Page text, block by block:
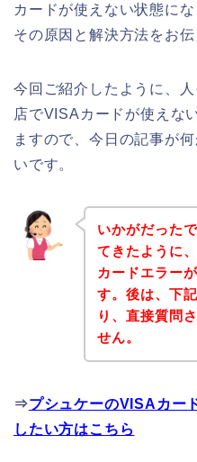
カードが使えない状態に
その原因と解決方法をお
今回ご紹介したように、
店でVISAカードが使えな
ますので、今日の記事が
いです。
いかがだった
てきたように
カードエラー
す。後は、下
り、直接質問
せん。
⇒プシュケーのVISAカー
したい方はこちら